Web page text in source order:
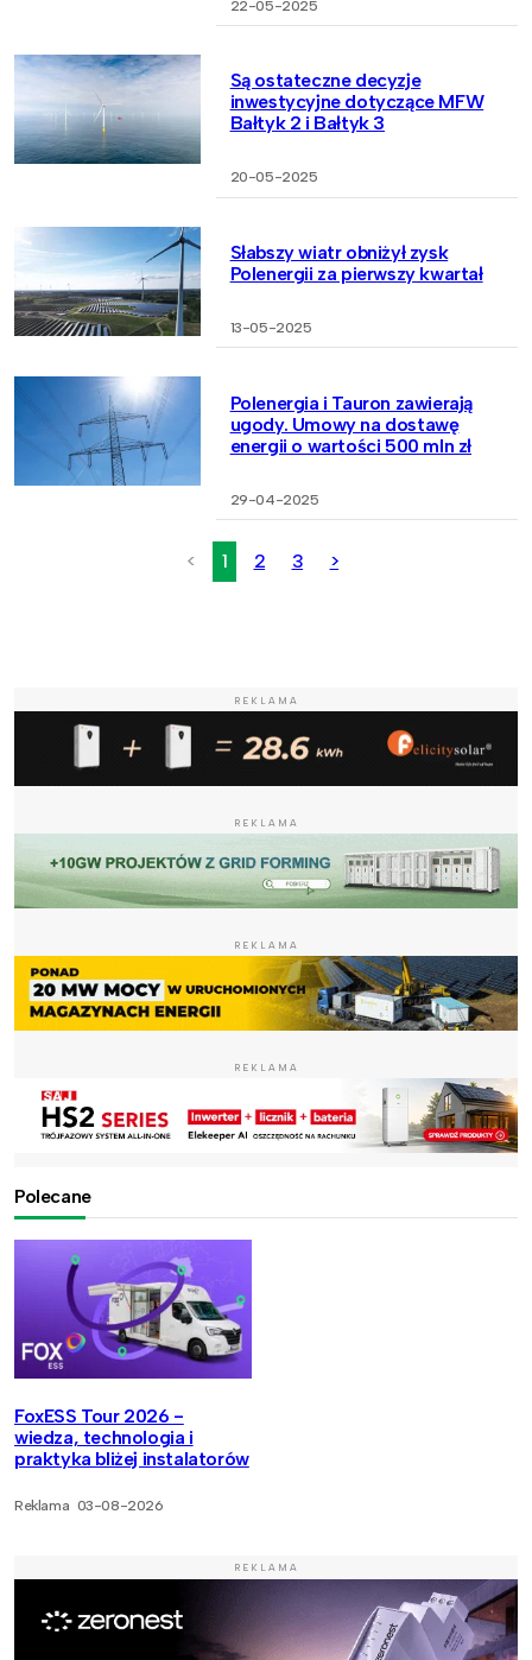
22-05-2025
Są ostateczne decyzje
inwestycyjne dotyczące MFW
Bałtyk 2 i Bałtyk 3
20-05-2025
Słabszy wiatr obniżył zysk
Polenergii za pierwszy kwartał
13-05-2025
Polenergia i Tauron zawierają
ugody. Umowy na dostawę
energii o wartości 500 mln zł
29-04-2025
< 1 2 3 >
REKLAMA
REKLAMA
REKLAMA
REKLAMA
Polecane
FoxESS Tour 2026 -
wiedza, technologia i
praktyka bliżej instalatorów
Reklama 03-08-2026
REKLAMA